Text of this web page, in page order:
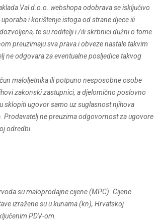
Val d.o.o. webshopa odobrava se isključivo
i korištenje istoga od strane djece ili
te su roditelji i /ili skrbnici dužni o tome
preuzimaju sva prava i obveze nastale takvim
ne odgovara za eventualne posljedice takvog
maloljetnika ili potpuno nesposobne osobe
zakonski zastupnici, a djelomično poslovno
sklopiti ugovor samo uz suglasnost njihova
Prodavatelj ne preuzima odgovornost za ugovore
odredbi.
su maloprodajne cijene (MPC). Cijene
izražene su u kunama (kn), Hrvatskoj
PDV-om.